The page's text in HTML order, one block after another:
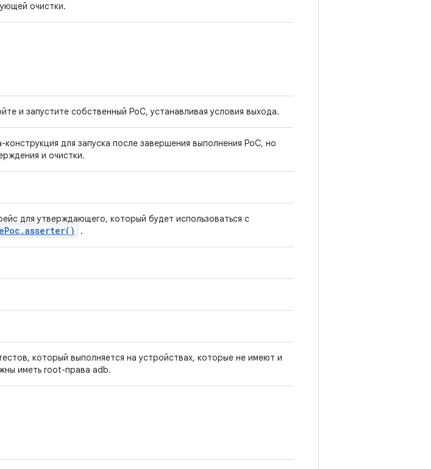
очистки.
и запустите собственный PoC, устанавливая условия выхода.
конструкция для запуска после завершения выполнения PoC, но
и очистки.
для утверждающего, который будет использоваться с
Poc .asserter( ) .
который выполняется на устройствах, которые не имеют и
иметь root-права adb.